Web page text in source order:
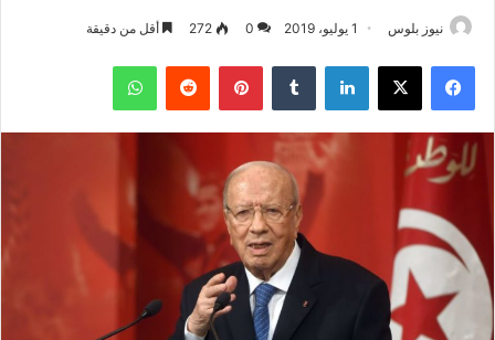
نيوز بلوس 1 يوليو، 2019 0
272 أقل من دقيقة
فيسبوك X لينكدإن بينتيريست واتساب